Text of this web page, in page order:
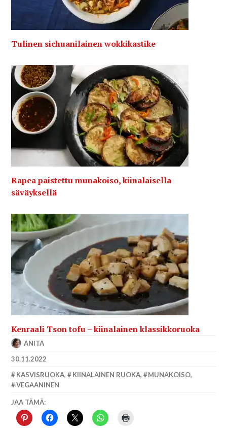
Tulinen sichuanilainen wokkikastike
Rapea paistettu munakoiso, kiinalaisella
säväyksellä
Kenraali Tson tofu – kiinalainen klassikkoruoka
ANITA
30.11.2022
KASVISRUOKA, KIINALAINEN RUOKA, MUNAKOISO,
VEGAANINEN
JAA TÄMÄ: